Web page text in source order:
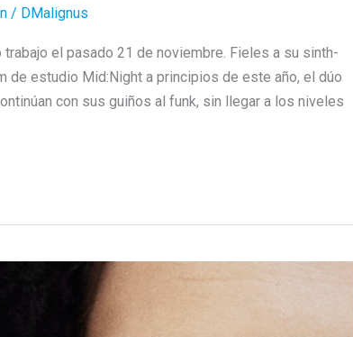
/ DMalignus
el pasado 21 de noviembre. Fieles a su sinth-
de estudio Mid:Night a principios de este año, el dúo
con sus guiños al funk, sin llegar a los niveles